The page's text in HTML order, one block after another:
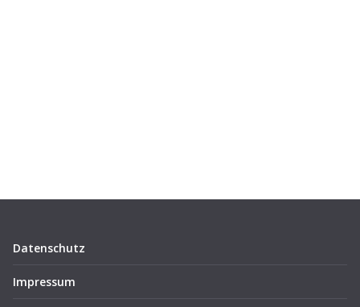
Datenschutz
Impressum